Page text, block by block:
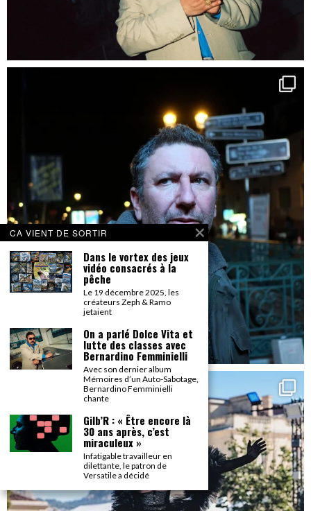
CA VIENT DE SORTIR
Dans le vortex des jeux
vidéo consacrés à la
pêche
Le 19 décembre 2025, les
créateurs Zeph & Ramo
jetaient
On a parlé Dolce Vita et
lutte des classes avec
Bernardino Femminielli
Avec son dernier album
Mémoires d’un Auto-Sabotage,
Bernardino Femminielli
chante
Gilb’R : « Être encore là
30 ans après, c’est
miraculeux »
Infatigable travailleur en
dilettante, le patron de
Versatile a décidé